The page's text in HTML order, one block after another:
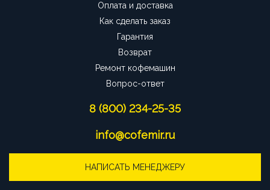
Оплата и доставка
Как сделать заказ
Гарантия
Возврат
Ремонт кофемашин
Вопрос-ответ
8 (800) 234-25-35
info@cofemir.ru
НАПИСАТЬ МЕНЕДЖЕРУ